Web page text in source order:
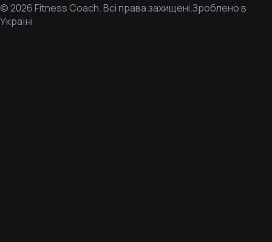
©2026Fitness Coach.Всі права захищені.Зроблено в
Україні